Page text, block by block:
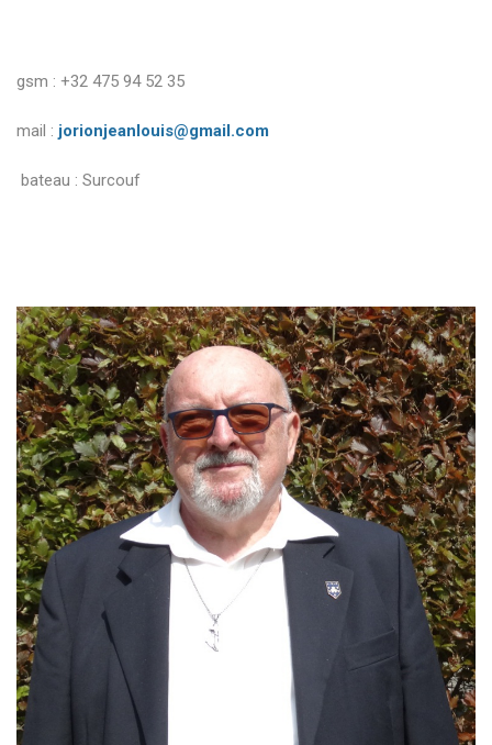
gsm : +32 475 94 52 35
mail : jorionjeanlouis@gmail.com
bateau : Surcouf